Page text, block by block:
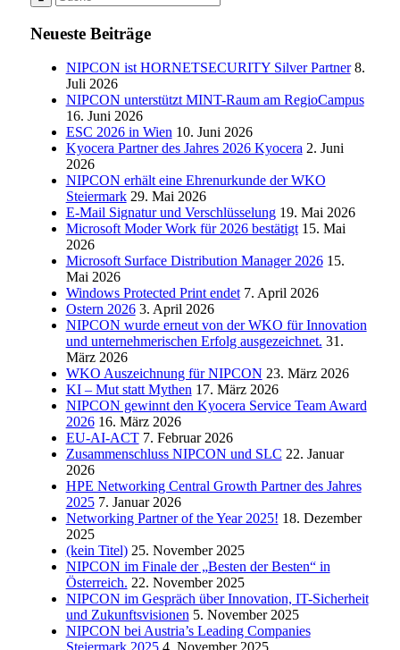
Neueste Beiträge
NIPCON ist HORNETSECURITY Silver Partner 8.
Juli 2026
NIPCON unterstützt MINT-Raum am RegioCampus
16. Juni 2026
ESC 2026 in Wien 10. Juni 2026
Kyocera Partner des Jahres 2026 Kyocera 2. Juni
2026
NIPCON erhält eine Ehrenurkunde der WKO
Steiermark 29. Mai 2026
E-Mail Signatur und Verschlüsselung 19. Mai 2026
Microsoft Moder Work für 2026 bestätigt 15. Mai
2026
Microsoft Surface Distribution Manager 2026 15.
Mai 2026
Windows Protected Print endet 7. April 2026
Ostern 2026 3. April 2026
NIPCON wurde erneut von der WKO für Innovation
und unternehmerischen Erfolg ausgezeichnet. 31.
März 2026
WKO Auszeichnung für NIPCON 23. März 2026
KI – Mut statt Mythen 17. März 2026
NIPCON gewinnt den Kyocera Service Team Award
2026 16. März 2026
EU-AI-ACT 7. Februar 2026
Zusammenschluss NIPCON und SLC 22. Januar
2026
HPE Networking Central Growth Partner des Jahres
2025 7. Januar 2026
Networking Partner of the Year 2025! 18. Dezember
2025
(kein Titel) 25. November 2025
NIPCON im Finale der „Besten der Besten“ in
Österreich. 22. November 2025
NIPCON im Gespräch über Innovation, IT-Sicherheit
und Zukunftsvisionen 5. November 2025
NIPCON bei Austria’s Leading Companies